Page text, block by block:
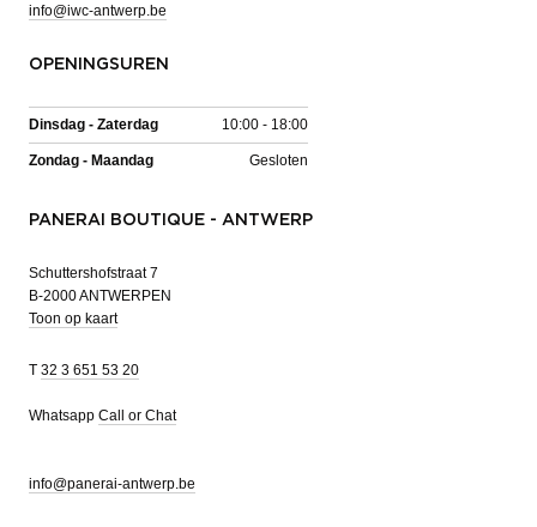
info@iwc-antwerp.be
OPENINGSUREN
Dinsdag - Zaterdag 10:00 - 18:00
Zondag - Maandag Gesloten
PANERAI BOUTIQUE - ANTWERP
Schuttershofstraat 7
B-2000 ANTWERPEN
Toon op kaart
T 32 3 651 53 20
Whatsapp Call or Chat
info@panerai-antwerp.be